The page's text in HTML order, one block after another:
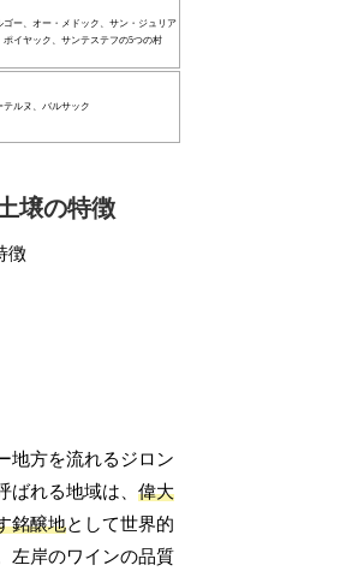
ゴー、オー・メドック、サン・ジュリア
ポイヤック、サンテステフの5つの村
テルヌ、バルサック
壌の特徴
地方を流れるジロン
ばれる地域は、偉大
銘醸地として世界的
左岸のワインの品質